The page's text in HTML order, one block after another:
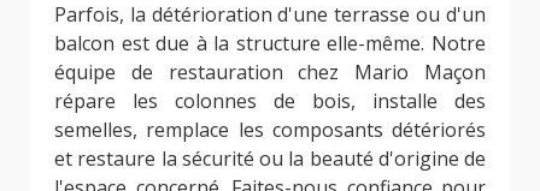
Parfois, la détérioration d'une terrasse ou d'un
balcon est due à la structure elle-même. Notre
équipe de restauration chez Mario Maçon
répare les colonnes de bois, installe des
semelles, remplace les composants détériorés
et restaure la sécurité ou la beauté d'origine de